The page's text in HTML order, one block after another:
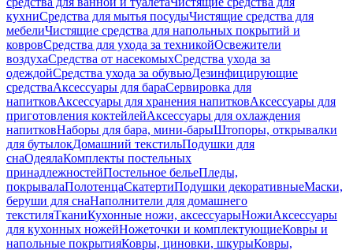
кухниСредства для мытья посудыЧистящие средства для
мебелиЧистящие средства для напольных покрытий и
ковровСредства для ухода за техникойОсвежители
воздухаСредства от насекомыхСредства ухода за
одеждойСредства ухода за обувьюДезинфицирующие
средстваАксессуары для бараСервировка для
напитковАксессуары для хранения напитковАксессуары для
приготовления коктейлейАксессуары для охлаждения
напитковНаборы для бара, мини-барыШтопоры, открывалки
для бутылокДомашний текстильПодушки для
снаОдеялаКомплекты постельных
принадлежностейПостельное бельеПледы,
покрывалаПолотенцаСкатертиПодушки декоративныеМаски,
беруши для снаНаполнители для домашнего
текстиляТканиКухонные ножи, аксессуарыНожиАксессуары
для кухонных ножейНожеточки и комплектующиеКовры и
напольные покрытияКовры, циновки, шкурыКовры,